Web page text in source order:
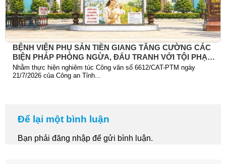
BỆNH VIỆN PHỤ SẢN TIỀN GIANG TĂNG CƯỜNG CÁC
BIỆN PHÁP PHÒNG NGỪA, ĐẤU TRANH VỚI TỘI PHẠM
TRỘM CẮP TÀI SẢN
Nhằm thực hiện nghiêm túc Công văn số 6612/CAT-PTM ngày
21/7/2026 của Công an Tỉnh...
Để lại một bình luận
Bạn phải đăng nhậpđể gửi bình luận.